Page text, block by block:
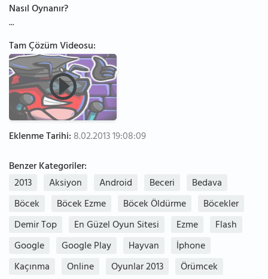
Nasıl Oynanır?
...
Tam Çözüm Videosu:
Eklenme Tarihi: 8.02.2013 19:08:09
Benzer Kategoriler:
2013
Aksiyon Android Beceri
Bedava
Böcek
Böcek Ezme Böcek Öldürme
Böcekler
Demir Top
En Güzel Oyun Sitesi Ezme
Flash
Google
Google Play Hayvan
İphone
Kaçınma
Online Oyunlar 2013
Örümcek